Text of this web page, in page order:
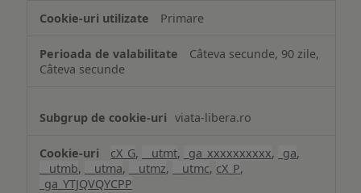
Primare
Câteva secunde, 90 zile,
Câteva secunde
viata-libera.ro
cX_G, __utmt, _ga_xxxxxxxxxx, _ga,
__utmb, __utma, __utmz, __utmc, cX_P,
_ga_YTJQVQYCPP